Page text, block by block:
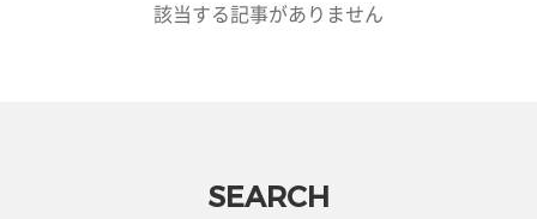
該当する記事がありません
SEARCH